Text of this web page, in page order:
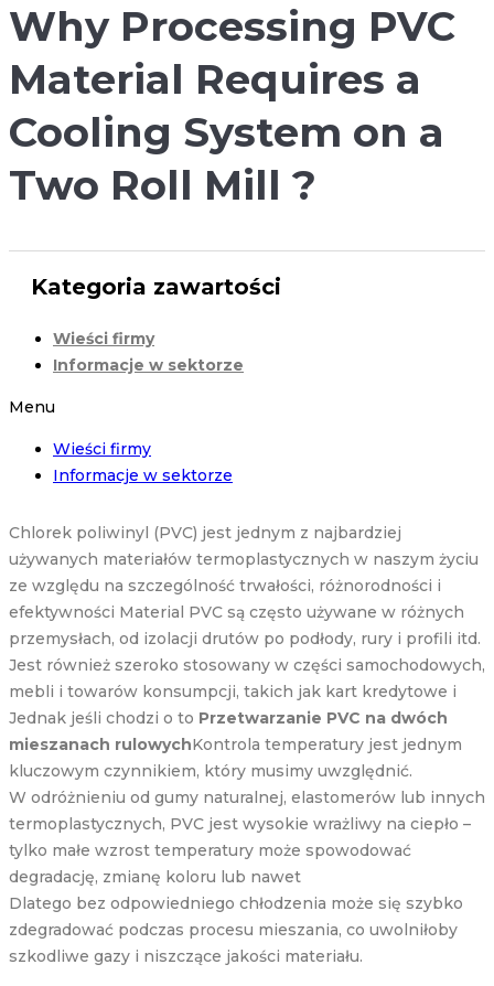
Why Processing PVC
Material Requires a
Cooling System on a
Two Roll Mill ?
Kategoria zawartości
Wieści firmy
Informacje w sektorze
Menu
Wieści firmy
Informacje w sektorze
Chlorek poliwinyl (PVC) jest jednym z najbardziej
używanych materiałów termoplastycznych w naszym życiu
ze względu na szczególność trwałości, różnorodności i
efektywności Material PVC są często używane w różnych
przemysłach, od izolacji drutów po podłody, rury i profili itd.
Jest również szeroko stosowany w części samochodowych,
mebli i towarów konsumpcji, takich jak kart kredytowe i
Jednak jeśli chodzi o to Przetwarzanie PVC na dwóch
mieszanach rulowychKontrola temperatury jest jednym
kluczowym czynnikiem, który musimy uwzględnić.
W odróżnieniu od gumy naturalnej, elastomerów lub innych
termoplastycznych, PVC jest wysokie wrażliwy na ciepło –
tylko małe wzrost temperatury może spowodować
degradację, zmianę koloru lub nawet
Dlatego bez odpowiedniego chłodzenia może się szybko
zdegradować podczas procesu mieszania, co uwolniłoby
szkodliwe gazy i niszczące jakości materiału.